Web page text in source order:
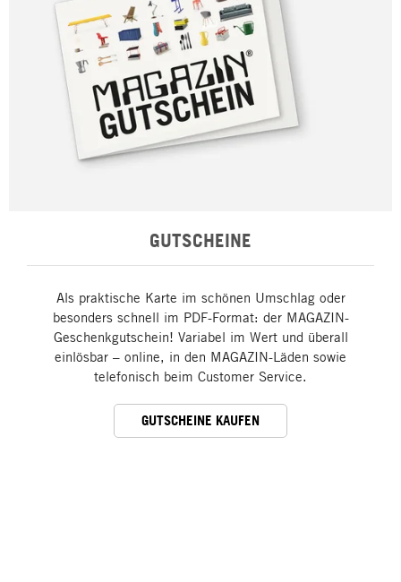
GUTSCHEINE
Als praktische Karte im schönen Umschlag oder
besonders schnell im PDF-Format: der MAGAZIN-
Geschenkgutschein! Variabel im Wert und überall
einlösbar – online, in den MAGAZIN-Läden sowie
telefonisch beim Customer Service.
GUTSCHEINE KAUFEN